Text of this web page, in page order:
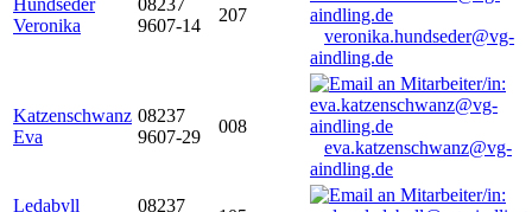
Hundseder
Veronika
08237
9607-14
207
veronika.hundseder@vg-
aindling.de
Katzenschwanz
Eva
08237
9607-29
008
eva.katzenschwanz@vg-
aindling.de
Ledabyll
08237